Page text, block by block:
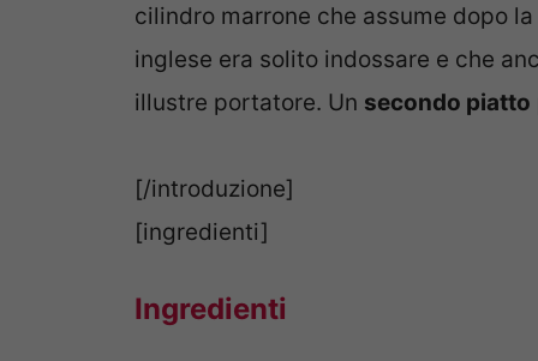
cilindro marrone che assume dopo
inglese era solito indossare e che
illustre portatore. Un secondo piatto
[/introduzione]
[ingredienti]
Ingredienti